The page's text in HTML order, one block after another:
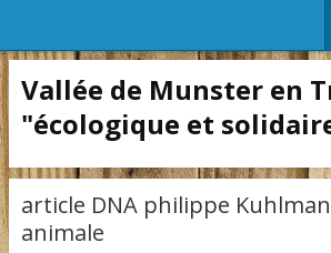
Vallée de Munster en
"écologique et
article DNA philippe
animale